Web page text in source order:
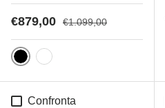
€879,00 €1.099,00
Black on black
Confronta